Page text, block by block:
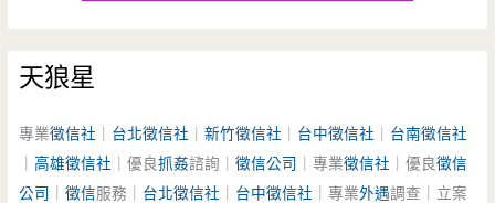
天狼星
專業徵信社 台北徵信社 ｜新竹徵信社 台中徵信社
台南徵信社
｜高雄徵信社 ｜優良抓姦諮詢｜徵信公司 ｜專業徵信社 ｜優良徵信
公司 ｜徵信服務｜ 台北徵信社 台中徵信社 ｜專業外遇調查｜立案